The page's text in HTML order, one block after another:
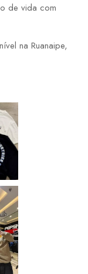
de vida com
na Ruanaipe,